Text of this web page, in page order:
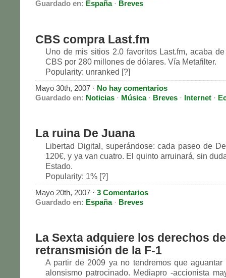
Guardado en: España· Breves
CBS compra Last.fm
Uno de mis sitios 2.0 favoritos Last.fm, acaba
CBS por 280 millones de dólares. Vía Metafilter.
Popularity: unranked [?]
Mayo 30th, 2007 · No hay comentarios
Guardado en: Noticias · Música· Breves · Internet ·
La ruina De Juana
Libertad Digital, superándose: cada paseo de
120€, y ya van cuatro. El quinto arruinará, sin
Estado.
Popularity: 1% [?]
Mayo 20th, 2007 · 3 Comentarios
Guardado en: España· Breves
La Sexta adquiere los derechos de
retransmisión de la F-1
A partir de 2009 ya no tendremos que
alonsismo patrocinado. Mediapro -accionista